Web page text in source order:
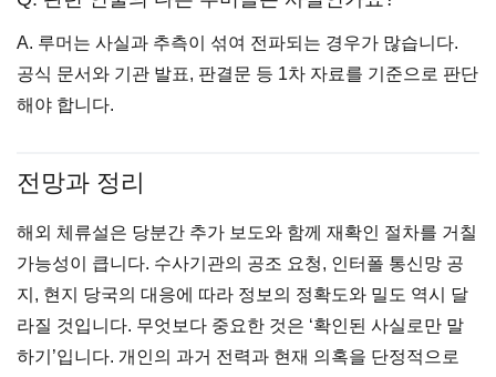
A. 루머는 사실과 추측이 섞여 전파되는 경우가 많습니다.
공식 문서와 기관 발표, 판결문 등 1차 자료를 기준으로 판단
해야 합니다.
전망과 정리
해외 체류설은 당분간 추가 보도와 함께 재확인 절차를 거칠
가능성이 큽니다. 수사기관의 공조 요청, 인터폴 통신망 공
지, 현지 당국의 대응에 따라 정보의 정확도와 밀도 역시 달
라질 것입니다. 무엇보다 중요한 것은 ‘확인된 사실로만 말
하기’입니다. 개인의 과거 전력과 현재 의혹을 단정적으로